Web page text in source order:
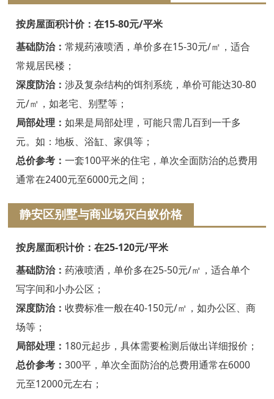
平湖白蚁防治
海宁白蚁防治
嘉善白蚁防治
海盐白蚁防治
湖州白蚁防治
长兴白蚁防治
安吉白蚁防治
绍兴白蚁防治
诸暨白蚁防治
嵊州白蚁防治
新昌白蚁防治
金华白蚁防治
按房屋面积计价：在15-80元/平米
基础防治： 常规药液喷洒，单价多在15-30元/㎡，适合
常规居民楼；
深度防治： 涉及复杂结构的饵剂系统，单价可能达30-80
元/㎡，如老宅、别墅等；
局部处理： 如果是局部处理，可能只需几百到一千多
元。如：地板、浴缸、家俱等；
总价参考： 一套100平米的住宅，单次全面防治的总费用
通常在2400元至6000元之间；
静安区别墅与商业场灭白蚁价格
按房屋面积计价：在25-120元/平米
基础防治： 药液喷洒，单价多在25-50元/㎡，适合单个
写字间和小办公区；
深度防治： 收费标准一般在40-150元/㎡，如办公区、商
场等；
局部处理： 180元起步，具体需要检测后做出详细报价；
总价参考： 300平，单次全面防治的总费用通常在6000
元至12000元左右；